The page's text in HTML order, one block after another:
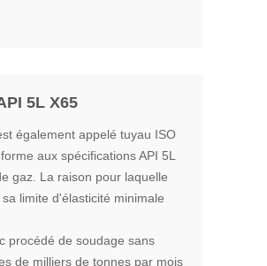
5L X65
également appelé tuyau ISO
aux spécifications API 5L
gaz. La raison pour laquelle
limite d'élasticité minimale
procédé de soudage sans
de milliers de tonnes par mois